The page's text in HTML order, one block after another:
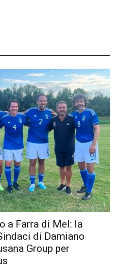
a Farra di Mel: la
di Damiano
Group per